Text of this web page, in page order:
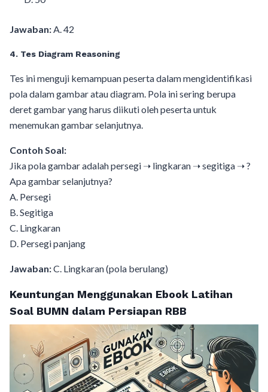
Jawaban: A. 42
4. Tes Diagram Reasoning
Tes ini menguji kemampuan peserta dalam mengidentifikasi
pola dalam gambar atau diagram. Pola ini sering berupa
deret gambar yang harus diikuti oleh peserta untuk
menemukan gambar selanjutnya.
Contoh Soal:
Jika pola gambar adalah persegi ➝ lingkaran ➝ segitiga ➝ ?
Apa gambar selanjutnya?
A. Persegi
B. Segitiga
C. Lingkaran
D. Persegi panjang
Jawaban:C. Lingkaran (pola berulang)
Keuntungan Menggunakan Ebook Latihan
Soal BUMN dalam Persiapan RBB